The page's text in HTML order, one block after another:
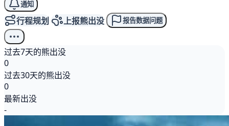
通知
行程规划 上报熊出没 报告数据问题
过去7天的熊出没
0
过去30天的熊出没
0
最新出没
-